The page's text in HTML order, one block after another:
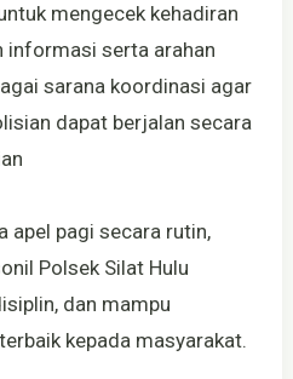
mengecek kehadiran
informasi serta arahan
sarana koordinasi agar
dapat berjalan secara
apel pagi secara rutin,
Polsek Silat Hulu
dan mampu
kepada masyarakat.